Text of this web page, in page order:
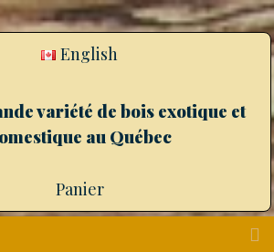
English
variété de bois exotique et
au Québec
Panier